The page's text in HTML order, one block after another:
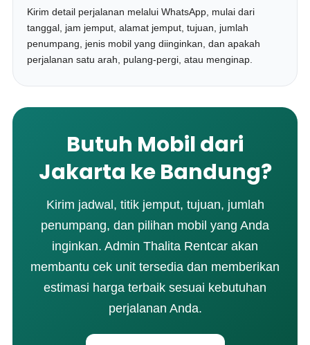
Kirim detail perjalanan melalui WhatsApp, mulai dari
tanggal, jam jemput, alamat jemput, tujuan, jumlah
penumpang, jenis mobil yang diinginkan, dan apakah
perjalanan satu arah, pulang-pergi, atau menginap.
Butuh Mobil dari
Jakarta ke Bandung?
Kirim jadwal, titik jemput, tujuan, jumlah
penumpang, dan pilihan mobil yang Anda
inginkan. Admin Thalita Rentcar akan
membantu cek unit tersedia dan memberikan
estimasi harga terbaik sesuai kebutuhan
perjalanan Anda.